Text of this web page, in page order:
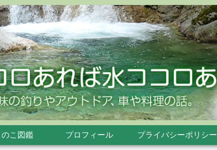
こ図鑑 プロフィール プライバシーポリシー